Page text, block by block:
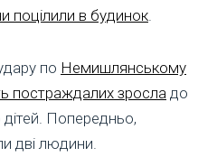
поцілили в будинок.
по Немишлянському
постраждалих зросладо
Попередньо,
дві людини.